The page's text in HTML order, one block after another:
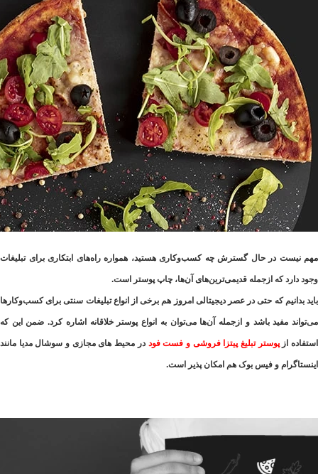
مهم نیست در حال گسترش چه کسب‌وکاری هستید، همواره راه‌های ابتکاری برای تبلیغات
وجود دارد که ازجمله قدیمی‌ترین‌های آن‌ها، چاپ پوستر است.
باید بدانیم که حتی در عصر دیجیتالی امروز هم برخی از انواع تبلیغات سنتی برای کسب‌وکارها
می‌تواند مفید باشد و ازجمله آن‌ها می‌توان به انواع پوستر خلاقانه اشاره کرد. ضمن این که
استفاده از پوستر تبلیغ پیتزا فروشی و فست فود در محیط های مجازی و سوشال مدیا مانند
اینستاگرام و فیس بوک هم امکان پذیر است.